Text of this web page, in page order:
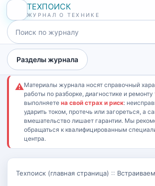
ТЕХПОИСК
ЖУРНАЛ О ТЕХНИКЕ
Разделы журнала
⚠Материалы журнала носят справочный
работы по разборке, диагностике и ремонту
выполняете на свой страх и риск:
ударить током, протечь или загореться, а
вмешательство лишает гарантии. Мы
обращаться к квалифицированным
центра.
Техпоиск (главная страница) ::